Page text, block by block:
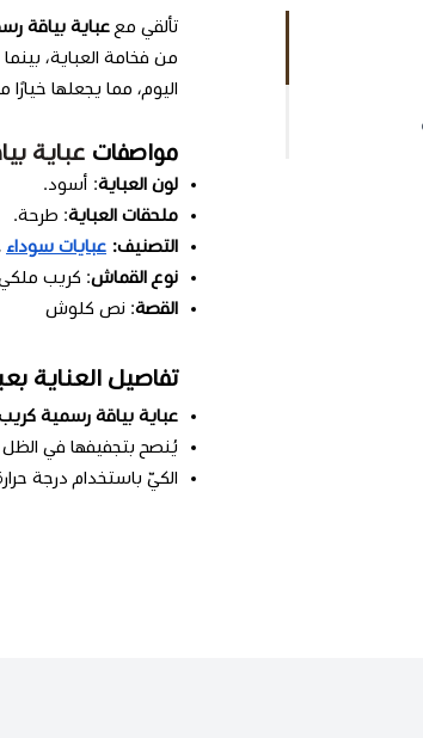
تألقي مع عباية بياقة
من فخامة العباية،
اليوم، مما يجعلها خيارًا
مواصفات عباية
لون العباية: أسود.
ملحقات العباية: طرحة.
التصنيف: عبايات سوداء
نوع القماش: كريب ملكي
القصة: نص كلوش
تفاصيل العناية
عباية بياقة رسمية
يُنصح بتجفيفها في
الكيّ باستخدام درجة